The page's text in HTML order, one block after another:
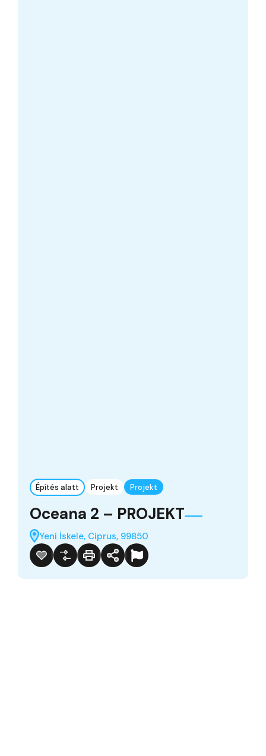
Építés alatt Projekt Projekt
Oceana 2 – PROJEKT
Yeni İskele, Ciprus, 99850